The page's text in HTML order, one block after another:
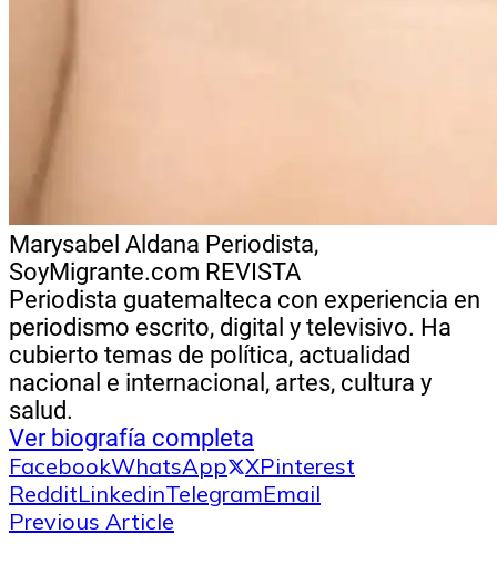
Marysabel Aldana Periodista,
SoyMigrante.com REVISTA
Periodista guatemalteca con experiencia en
periodismo escrito, digital y televisivo. Ha
cubierto temas de política, actualidad
nacional e internacional, artes, cultura y
salud.
Ver biografía completa
FacebookWhatsApp XPinterest
RedditLinkedinTelegramEmail
Previous Article